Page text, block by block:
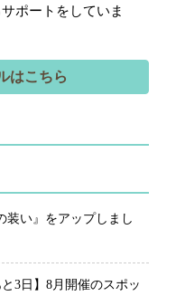
ポートをしていま
はこちら
装い』をアップしまし
と3日】8月開催のスポッ